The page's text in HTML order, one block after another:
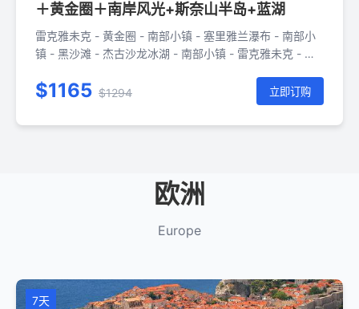
＋黄金圈＋南岸风光+斯奈山半岛+蓝湖
雷克雅未克 - 黄金圈 - 南部小镇 - 塞里雅兰瀑布 - 南部小
镇 - 黑沙滩 - 杰古沙龙冰湖 - 南部小镇 - 雷克雅未克 - 蓝
$1165 $1294 立即订购
欧洲
Europe
7天